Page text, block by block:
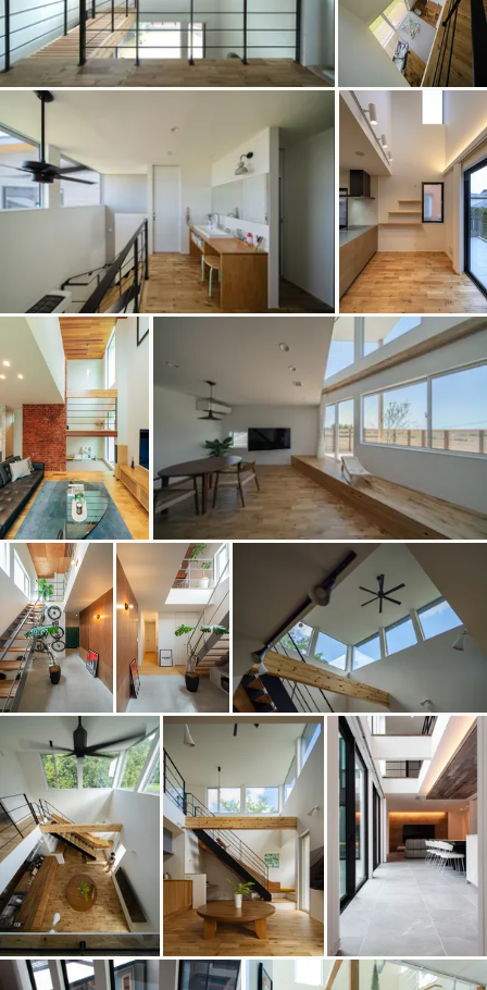
広島県岡山県鳥取県島根県山口県
四国エリア
愛媛県
九州・沖縄エリア
佐賀県 長崎県熊本県 大分県 宮崎県鹿児島県